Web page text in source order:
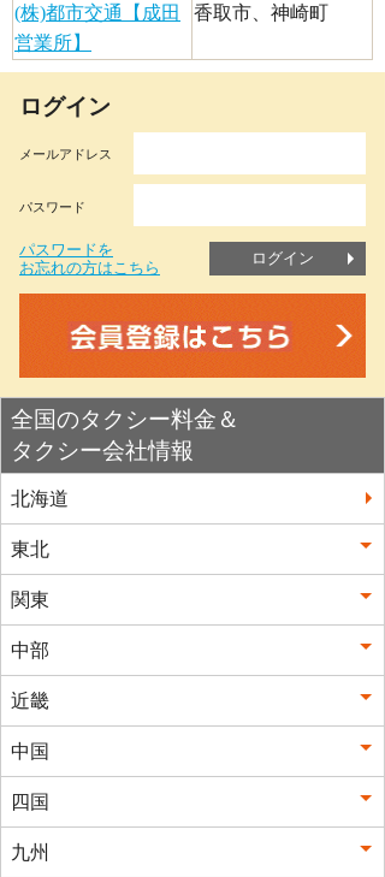
(株)都市交通【成田
営業所】
香取市、神崎町
ログイン
メールアドレス
パスワード
パスワードを
お忘れの方はこちら
ログイン
全国のタクシー料金＆
タクシー会社情報
北海道
東北
関東
中部
近畿
中国
四国
九州